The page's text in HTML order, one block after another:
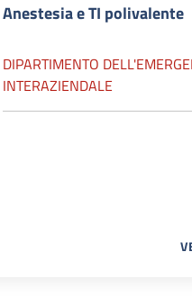
Anestesia e TI polivalente
DIPARTIMENTO
INTERAZIENDALE